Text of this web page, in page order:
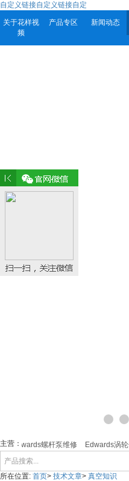
自定义链接自定义链接自定
关于花样视
频
产品专区 新闻动态
主营：
Edwards螺杆泵维修 Edwards涡轮
所在位置: 首页> 技术文章> 真空知识